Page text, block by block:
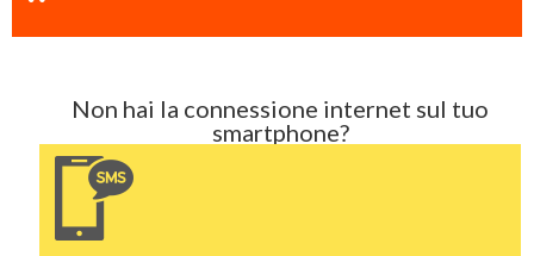
Non hai la connessione internet sul tuo
smartphone?